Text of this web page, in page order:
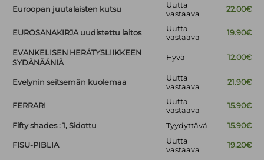
Euroopan juutalaisten kutsu
Uutta
vastaava
22.00€
EUROSANAKIRJA uudistettu laitos
Uutta
vastaava
19.90€
EVANKELISEN HERÄTYSLIIKKEEN
SYDÄNÄÄNIÄ
Hyvä 12.00€
Evelynin seitsemän kuolemaa
Uutta
vastaava
21.90€
FERRARI
Uutta
vastaava
15.90€
Fifty shades : 1, Sidottu Tyydyttävä 15.90€
FISU-PIBLIA
Uutta
vastaava
19.20€